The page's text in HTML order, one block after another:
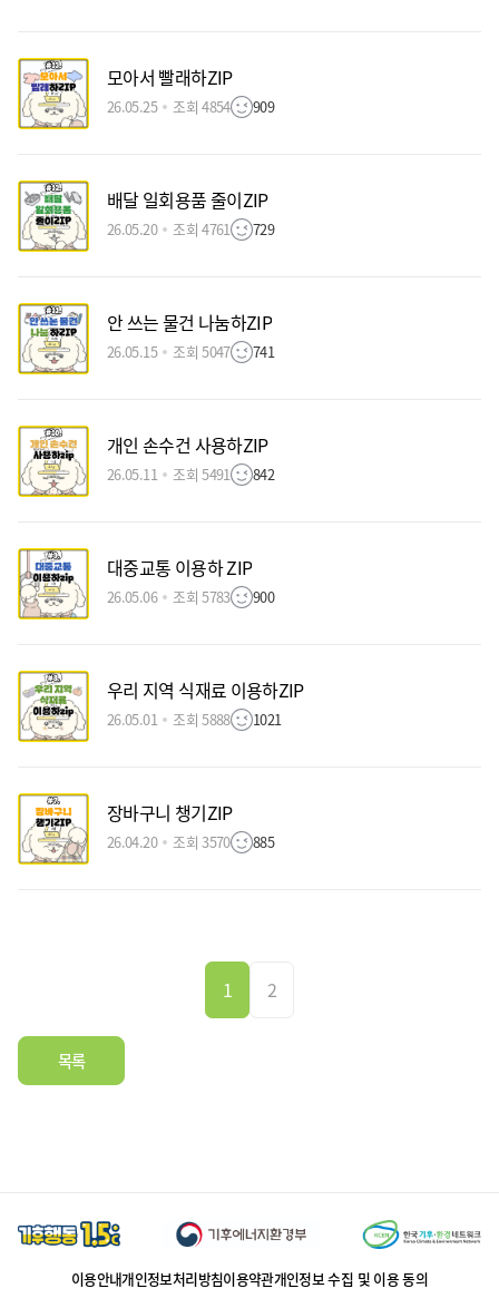
모아서 빨래하ZIP
26.05.25 조회 4854 909
배달 일회용품 줄이ZIP
26.05.20 조회 4761 729
안 쓰는 물건 나눔하ZIP
26.05.15 조회 5047 741
개인 손수건 사용하ZIP
26.05.11 조회 5491 842
대중교통 이용하 ZIP
26.05.06 조회 5783 900
우리 지역 식재료 이용하ZIP
26.05.01 조회 5888 1021
장바구니 챙기ZIP
26.04.20 조회 3570 885
1 2
목록
이용안내개인정보처리방침이용약관개인정보 수집 및 이용 동의